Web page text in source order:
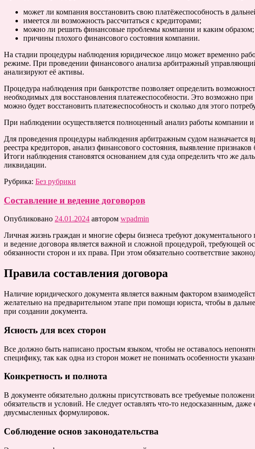
может ли компания восстановить свою платёжеспособность в
имеется ли возможность рассчитаться с кредиторами;
можно ли решить финансовые проблемы компании и каким образом;
причины плохого финансового состояния компании.
На стадии процедуры наблюдения юридическое лицо может временно
режиме. При проведении финансового анализа арбитражный
анализируют её активы.
Процедура наблюдения при банкротстве позволяет определить
необходимых для восстановления платежеспособности. Это возможно
можно будет восстановить платежеспособность и сколько для этого
При наблюдении осуществляется полноценный анализ работы компании
Для проведения процедуры наблюдения арбитражным судом назначается
реестра кредиторов, анализ финансового состояния, выявление
Итоги наблюдения становятся основанием для суда определить что же
ликвидации.
Рубрика: Без рубрики
Составление и ведение договоров
Опубликовано 24.01.2024 автором wpadmin
Личная жизнь граждан и многие сферы бизнеса требуют
и ведение договора является важной и сложной процедурой, требующей
обязанности сторон и их права. При этом обязательно соответствие
Правила составления договора
Наличие юридического документа является важным фактором
желательно на предварительном этапе при помощи юриста, чтобы в
при создании документа.
Ясность для всех сторон
Все должно быть написано простым языком, чтобы не оставалось
специфику, так как одна из сторон может не понимать особенности
Конкретность и полнота
В документе обязательно должны присутствовать все требуемые
обязательств и условий. Не следует оставлять что-то недосказанным,
двусмысленных формулировок.
Соблюдение основ законодательства